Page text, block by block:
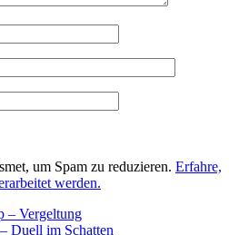
um Spam zu reduzieren. Erfahre,
werden.
– Vergeltung
Duell im Schatten